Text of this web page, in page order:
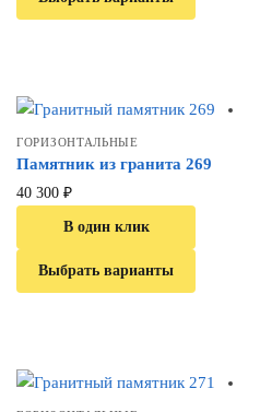
ГОРИЗОНТАЛЬНЫЕ
Памятник из гранита 269
40 300 ₽
В один клик
Выбрать варианты